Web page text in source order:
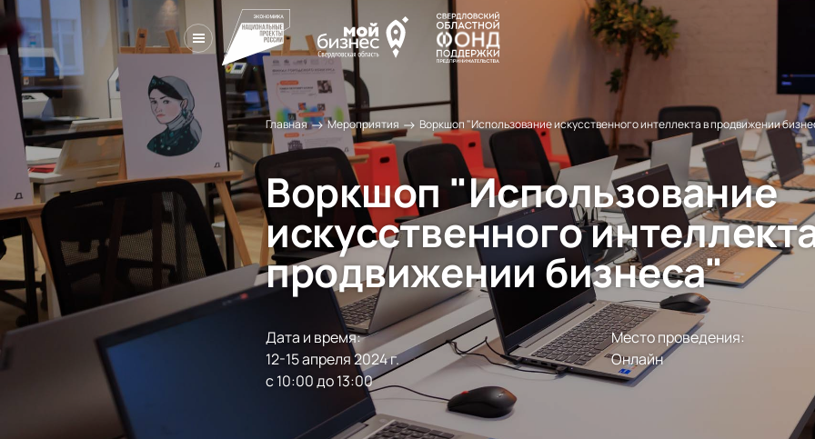
Главная→Мероприятия→ Воркшоп "Использование искусственного интеллекта в продвижении
Воркшоп "Использование
искусственного
продвижении бизнеса"
Дата и время:
12-15 апреля 2024 г.
с 10:00 до 13:00
Место проведения:
Онлайн